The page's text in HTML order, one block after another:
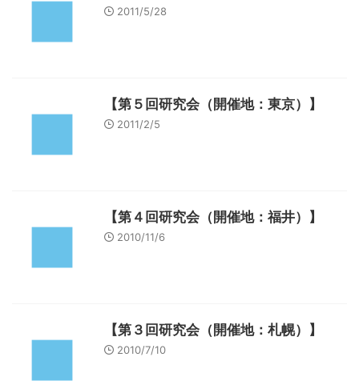
2011/5/28
【第５回研究会（開催地：東京）】
2011/2/5
【第４回研究会（開催地：福井）】
2010/11/6
【第３回研究会（開催地：札幌）】
2010/7/10